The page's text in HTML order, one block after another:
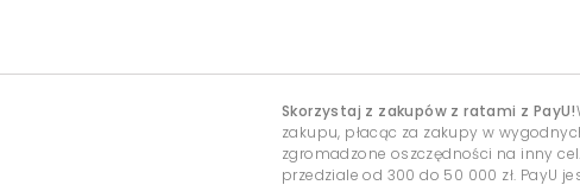
Skorzystaj z zakupów z ratami z PayU!
zakupu, płacąc za zakupy w
zgromadzone oszczędności na inny
przedziale od 300 do 50 000 zł. PayU